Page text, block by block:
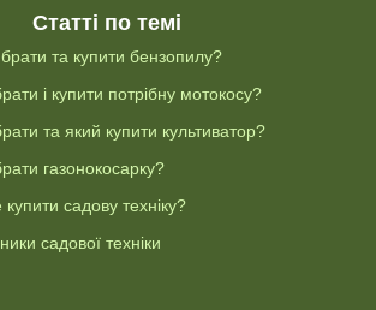
Статті по темі
та купити бензопилу?
і купити потрібну мотокосу?
та який купити культиватор?
газонокосарку?
купити садову техніку?
садової техніки